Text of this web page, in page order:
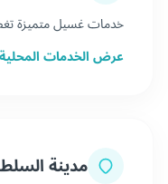
خدمات غسيل متميزة
عرض الخدمات المحلية
مدينة